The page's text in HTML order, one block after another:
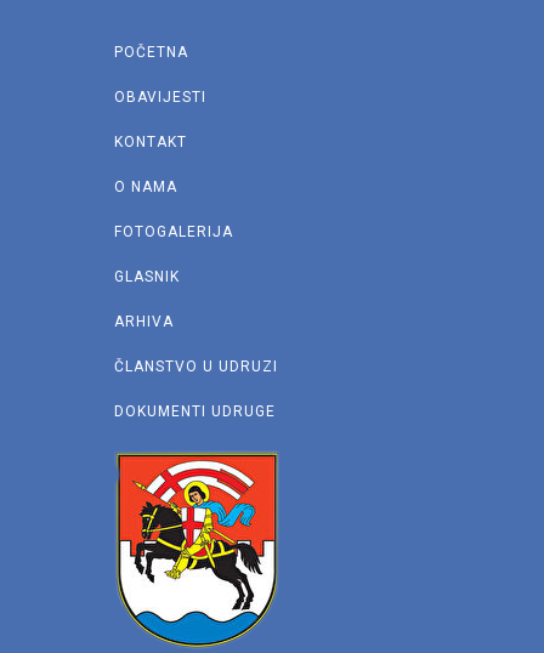
POČETNA
OBAVIJESTI
KONTAKT
O NAMA
FOTOGALERIJA
GLASNIK
ARHIVA
ČLANSTVO U UDRUZI
DOKUMENTI UDRUGE